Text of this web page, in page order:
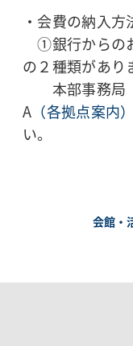
・会費の納入方
①銀行からの
の２種類があり
本部事務局
A （各拠点案内）
い。
会館・